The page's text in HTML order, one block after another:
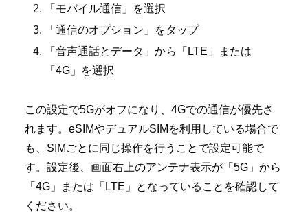
「モバイル通信」を選択
「通信のオプション」をタップ
「音声通話とデータ」から「LTE」または
「4G」を選択
この設定で5Gがオフになり、4Gでの通信が優先さ
れます。eSIMやデュアルSIMを利用している場合で
も、SIMごとに同じ操作を行うことで設定可能で
す。設定後、画面右上のアンテナ表示が「5G」から
「4G」または「LTE」となっていることを確認して
ください。